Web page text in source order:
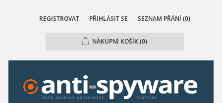
REGISTROVAT PŘIHLÁSIT SE SEZNAM PŘÁNÍ (0)
NÁKUPNÍ KOŠÍK(0)